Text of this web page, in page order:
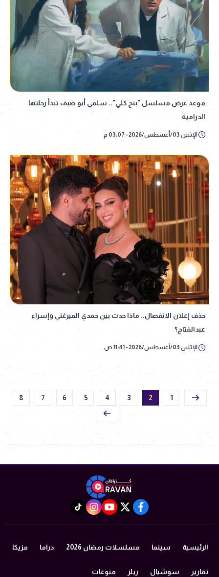
موعد عرض مسلسل "بنج كلي".. سلمى أبو ضيف تبدأ رحلتها
الدرامية
الإثنين 03/أغسطس/2026 - 03:07 م
حذف إعلان الانفصال.. ماذا حدث بين حمدي الميرغني وإسراء
عبدالفتاح؟
الإثنين 03/أغسطس/2026 - 11:41 ص
1
2
3
4
5
6
7
8
facebook
twitter
youtube
instagram
tiktok
الرئيسية سينما مسلسلات رمضان 2026 دراما مزيكا
تقارير سوشيال ريلز منوعات